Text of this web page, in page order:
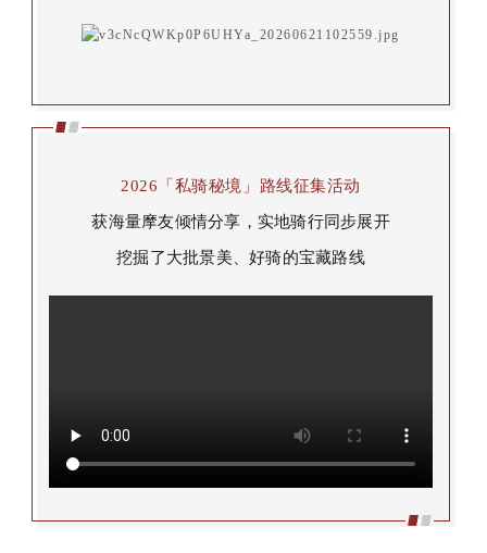
2026「私骑秘境」路线征集活动
获海量摩友倾情分享，实地骑行同步展开
挖掘了大批景美、好骑的宝藏路线